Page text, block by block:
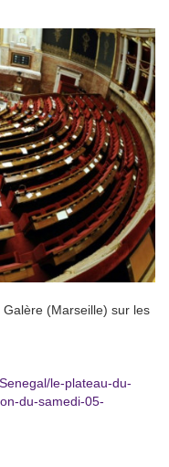
(Marseille) sur les
le-plateau-du-
du-samedi-05-